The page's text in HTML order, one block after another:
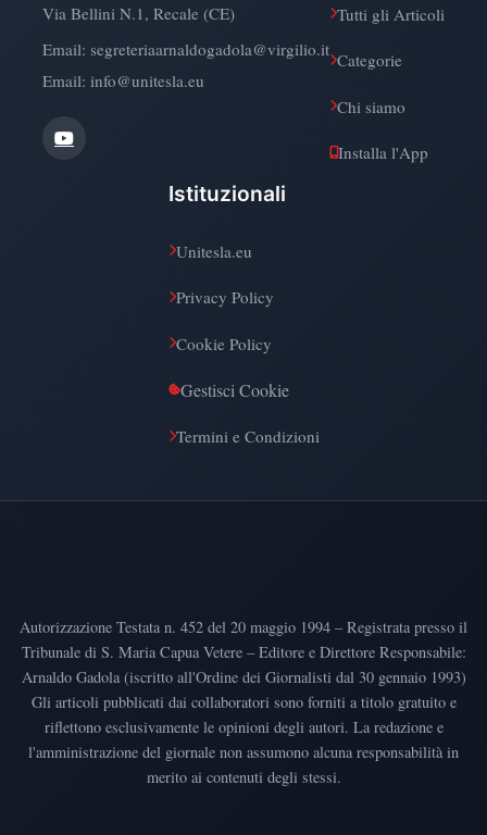
Via Bellini N.1, Recale (CE)
Email: segreteriaarnaldogadola@virgilio.it
Email: info@unitesla.eu
Tutti gli Articoli
Categorie
Chi siamo
Installa l'App
Istituzionali
Unitesla.eu
Privacy Policy
Cookie Policy
Gestisci Cookie
Termini e Condizioni
Autorizzazione Testata n. 452 del 20 maggio 1994 – Registrata presso il
Tribunale di S. Maria Capua Vetere – Editore e Direttore Responsabile:
Arnaldo Gadola (iscritto all'Ordine dei Giornalisti dal 30 gennaio 1993)
Gli articoli pubblicati dai collaboratori sono forniti a titolo gratuito e
riflettono esclusivamente le opinioni degli autori. La redazione e
l'amministrazione del giornale non assumono alcuna responsabilità in
merito ai contenuti degli stessi.